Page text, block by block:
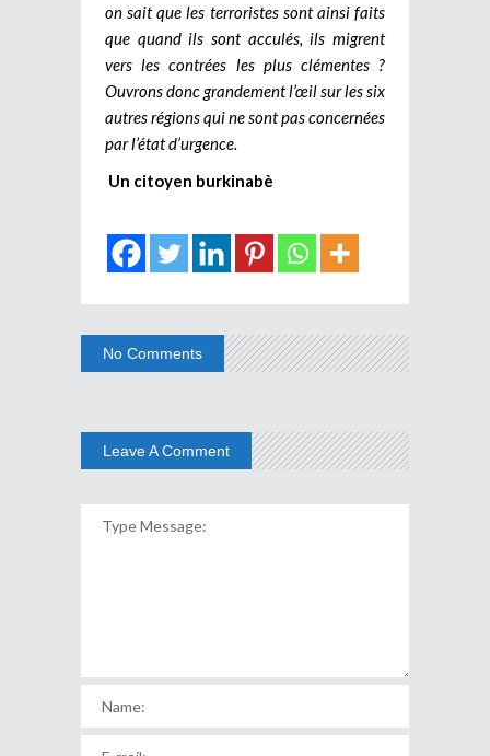
on sait que les terroristes sont ainsi faits
que quand ils sont acculés, ils migrent
vers les contrées les plus clémentes ?
Ouvrons donc grandement l’œil sur les six
autres régions qui ne sont pas concernées
par l’état d’urgence.
Un citoyen burkinabè
No Comments
Leave A Comment